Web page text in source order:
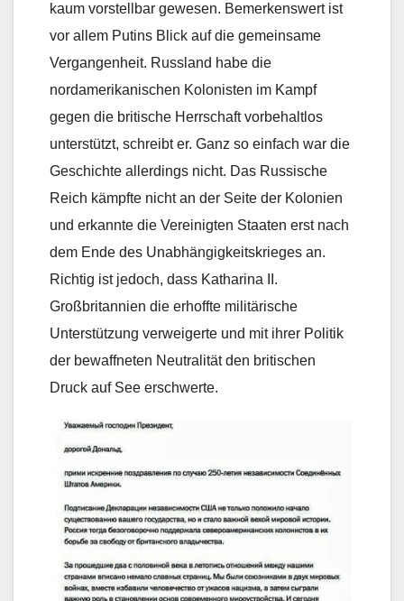
kaum vorstellbar gewesen. Bemerkenswert ist
vor allem Putins Blick auf die gemeinsame
Vergangenheit. Russland habe die
nordamerikanischen Kolonisten im Kampf
gegen die britische Herrschaft vorbehaltlos
unterstützt, schreibt er. Ganz so einfach war die
Geschichte allerdings nicht. Das Russische
Reich kämpfte nicht an der Seite der Kolonien
und erkannte die Vereinigten Staaten erst nach
dem Ende des Unabhängigkeitskrieges an.
Richtig ist jedoch, dass Katharina II.
Großbritannien die erhoffte militärische
Unterstützung verweigerte und mit ihrer Politik
der bewaffneten Neutralität den britischen
Druck auf See erschwerte.